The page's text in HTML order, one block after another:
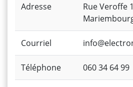
Adresse
Rue Veroffe
Courriel
Téléphone 060 34 64 99